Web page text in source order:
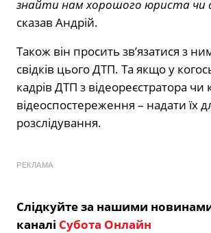
знайти нам хорошого юриста чи
сказав Андрій.
Також він просить зв’язатися з
свідків цього ДТП. Та якщо у
кадрів ДТП з відеореєстратора чи
відеоспостереження – надати їх
розслідування.
РЕКЛАМА
Слідкуйте за нашими
каналі Субота Онлайн